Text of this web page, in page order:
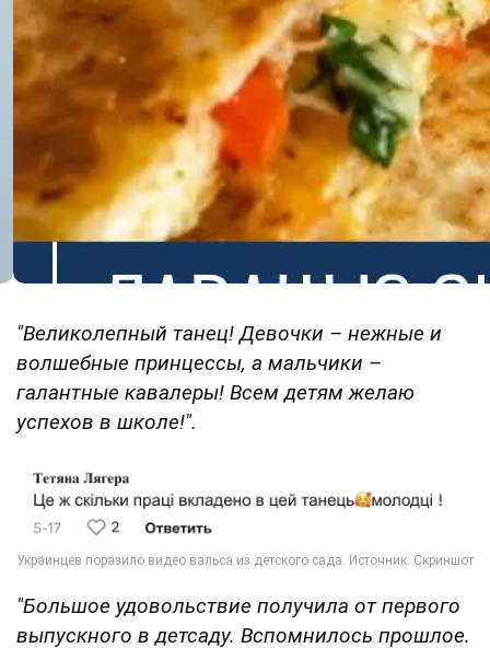
"Великолепный танец! Девочки – нежные и
волшебные принцессы, а мальчики –
галантные кавалеры! Всем детям желаю
успехов в школе!".
"Большое удовольствие получила от первого
выпускного в детсаду. Вспомнилось прошлое.